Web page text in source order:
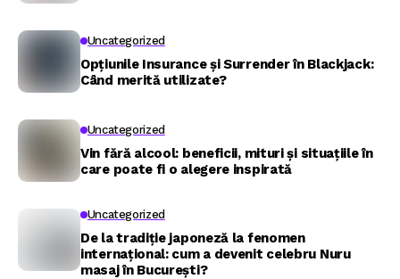
Uncategorized
Opțiunile Insurance și Surrender în Blackjack:
Când merită utilizate?
Uncategorized
Vin fără alcool: beneficii, mituri și situațiile în
care poate fi o alegere inspirată
Uncategorized
De la tradiție japoneză la fenomen
internațional: cum a devenit celebru Nuru
masaj în București?